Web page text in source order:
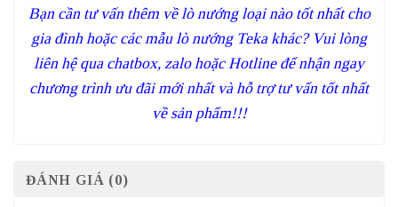
Bạn cần tư vấn thêm về lò nướng loại nào tốt nhất cho
gia đình hoặc các mẫu lò nướng Teka khác? Vui lòng
liên hệ qua chatbox, zalo hoặc Hotline để nhận ngay
chương trình ưu đãi mới nhất và hỗ trợ tư vấn tốt nhất
về sản phẩm!!!
ĐÁNH GIÁ (0)